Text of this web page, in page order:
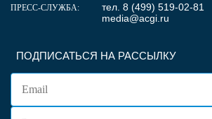
ПОДПИСАТЬСЯ НА РАССЫЛКУ
ПРЕСС-СЛУЖБА:
тел. 8 (499) 519-02-81
media@acgi.ru